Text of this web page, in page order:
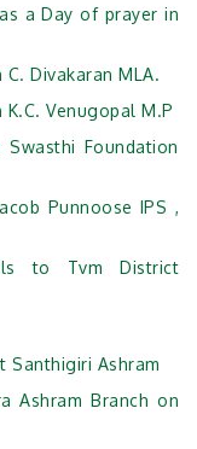
a Day of prayer in
Divakaran MLA.
Venugopal M.P
Swasthi Foundation
Punnoose IPS ,
to Tvm District
Santhigiri Ashram
Ashram Branch on